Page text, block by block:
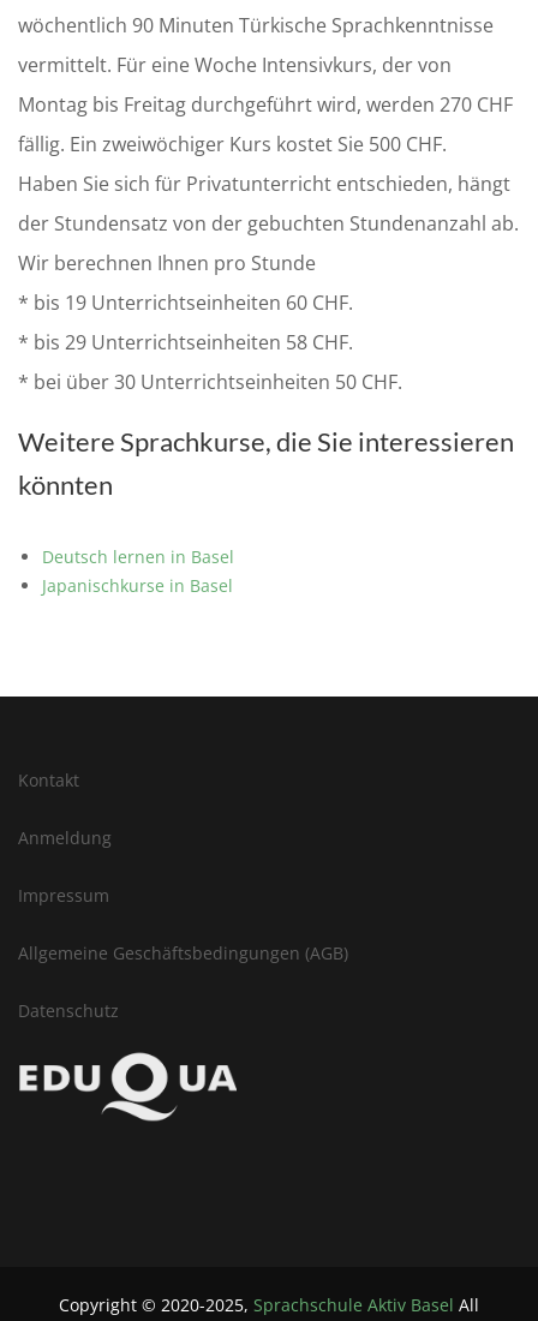
wöchentlich 90 Minuten Türkische Sprachkenntnisse
vermittelt. Für eine Woche Intensivkurs, der von
Montag bis Freitag durchgeführt wird, werden 270 CHF
fällig. Ein zweiwöchiger Kurs kostet Sie 500 CHF.
Haben Sie sich für Privatunterricht entschieden, hängt
der Stundensatz von der gebuchten Stundenanzahl ab.
Wir berechnen Ihnen pro Stunde
* bis 19 Unterrichtseinheiten 60 CHF.
* bis 29 Unterrichtseinheiten 58 CHF.
* bei über 30 Unterrichtseinheiten 50 CHF.
Weitere Sprachkurse, die Sie interessieren
könnten
Deutsch lernen in Basel
Japanischkurse in Basel
Kontakt
Anmeldung
Impressum
Allgemeine Geschäftsbedingungen (AGB)
Datenschutz
Copyright © 2020-2025, Sprachschule Aktiv Basel All